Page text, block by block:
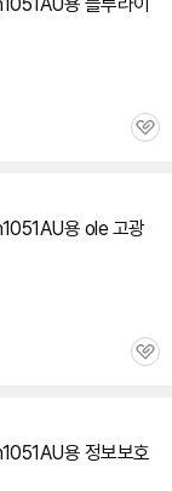
관
용 ole 고광
관
용 정보보호